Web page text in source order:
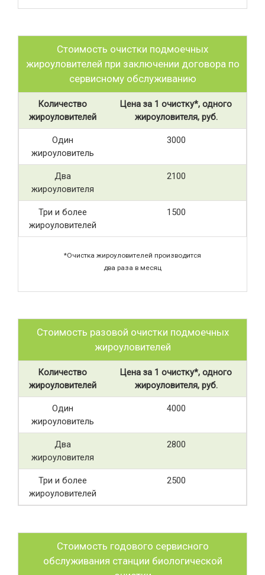
Стоимость очистки подмоечных
жироуловителей при заключении договора по
сервисному обслуживанию
Количество
жироуловителей
Цена за 1 очистку*, одного
жироуловителя, руб.
Один
жироуловитель
3000
Два
жироуловителя
2100
Три и более
жироуловителей
1500
*Очистка жироуловителей производится
два раза в месяц
Стоимость разовой очистки подмоечных
жироуловителей
Количество
жироуловителей
Цена за 1 очистку*, одного
жироуловителя, руб.
Один
жироуловитель
4000
Два
жироуловителя
2800
Три и более
жироуловителей
2500
Стоимость годового сервисного
обслуживания станции биологической